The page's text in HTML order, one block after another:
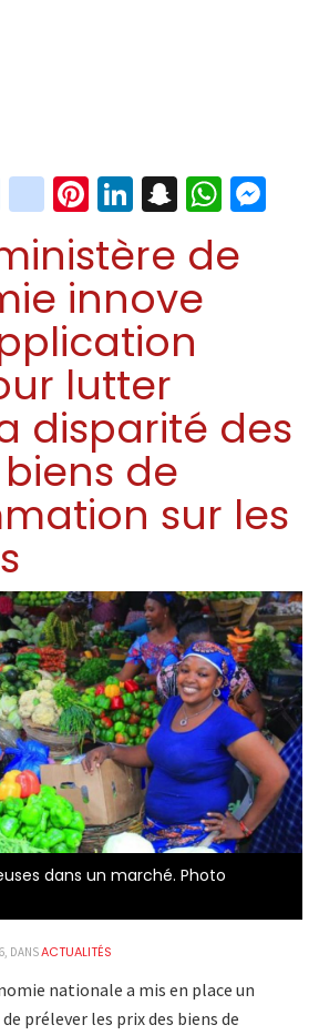
Twitter
instagram
Pinterest
LinkedIn
Snapchat
de
innove
lutter
disparité des
de
sur les
dans un marché. Photo
DANSACTUALITÉS
nationale a mis en place un
prélever les prix des biens de